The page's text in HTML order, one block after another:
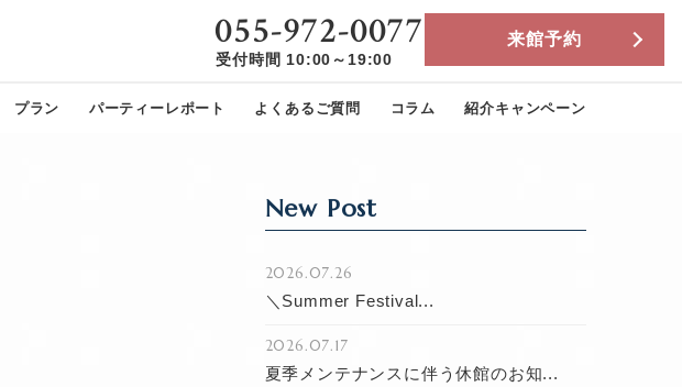
055-972-0077
受付時間 10:00～19:00
来館予約
プラン パーティーレポート よくあるご質問 コラム 紹介キャンペーン
New Post
2026.07.26
＼Summer Festival...
2026.07.17
夏季メンテナンスに伴う休館のお知...